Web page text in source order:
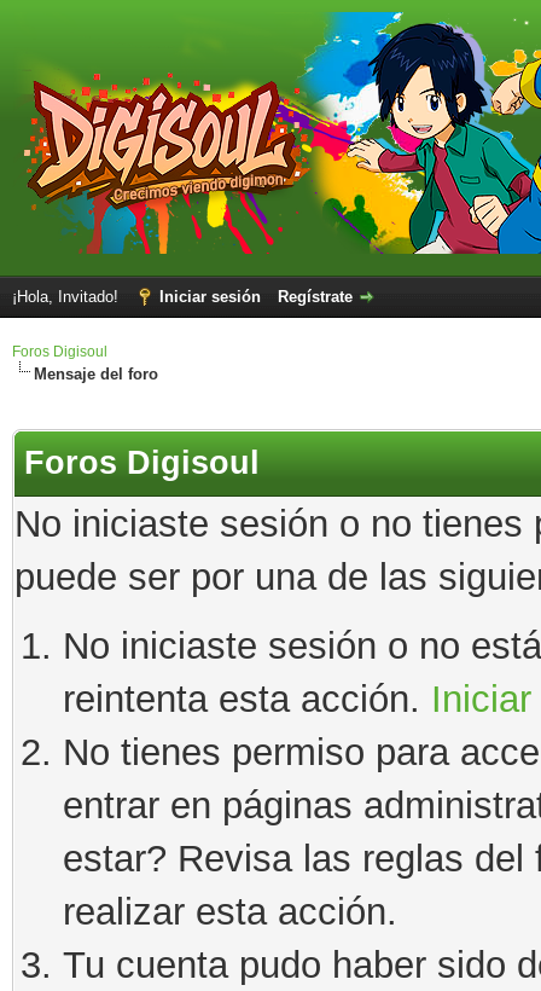
¡Hola, Invitado! Iniciar sesión Regístrate
Foros Digisoul
Mensaje del foro
Foros Digisoul
No iniciaste sesión o no
puede ser por una de las
No iniciaste sesión o no
reintenta esta acción.
No tienes permiso para
entrar en páginas
estar? Revisa las reglas
realizar esta acción.
Tu cuenta pudo haber sido